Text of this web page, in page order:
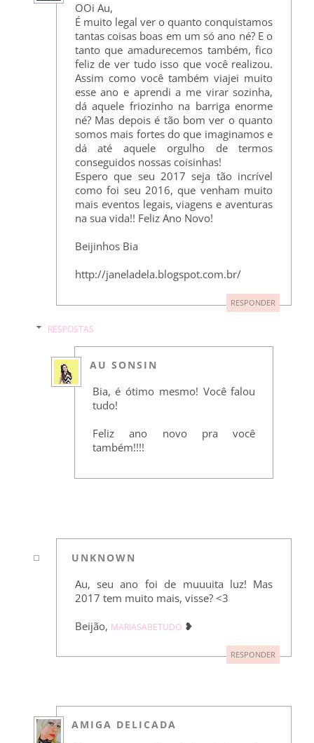
OOi Au,
É muito legal ver o quanto conquistamos
tantas coisas boas em um só ano né? E o
tanto que amadurecemos também, fico
feliz de ver tudo isso que você realizou.
Assim como você também viajei muito
esse ano e aprendi a me virar sozinha,
dá aquele friozinho na barriga enorme
né? Mas depois é tão bom ver o quanto
somos mais fortes do que imaginamos e
dá até aquele orgulho de termos
conseguidos nossas coisinhas!
Espero que seu 2017 seja tão incrível
como foi seu 2016, que venham muito
mais eventos legais, viagens e aventuras
na sua vida!! Feliz Ano Novo!
Beijinhos Bia
http://janeladela.blogspot.com.br/
RESPONDER
RESPOSTAS
AU SONSIN
Bia, é ótimo mesmo! Você falou
tudo!
Feliz ano novo pra você
também!!!!
UNKNOWN
Au, seu ano foi de muuuita luz! Mas
2017 tem muito mais, visse? <3
Beijão, MARIASABETUDO❥
RESPONDER
AMIGA DELICADA